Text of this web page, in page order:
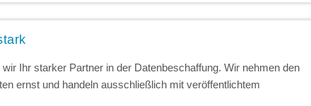
Ihr starker Partner in der Datenbeschaffung. Wir nehmen den
ernst und handeln ausschließlich mit veröffentlichtem